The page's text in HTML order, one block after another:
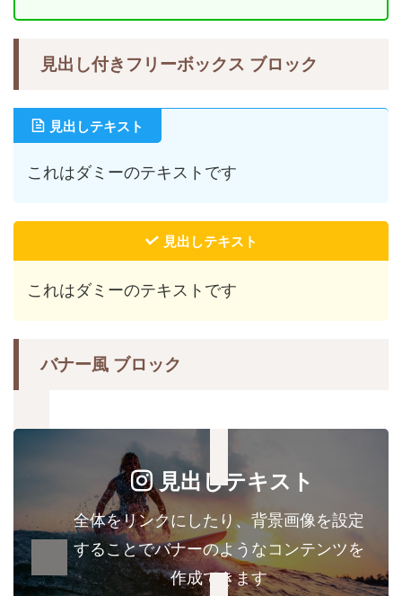
見出し付きフリーボックス ブロック
見出しテキスト
これはダミーのテキストです
見出しテキスト
これはダミーのテキストです
バナー風 ブロック
見出しテキスト
全体をリンクにしたり、背景画像を設定
することでバナーのようなコンテンツを
作成できます